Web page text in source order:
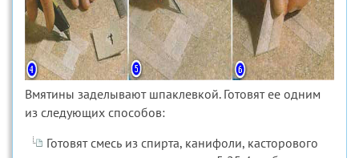
Вмятины заделывают шпаклевкой. Готовят ее одним
из следующих способов:
Готовят смесь из спирта, канифоли, касторового